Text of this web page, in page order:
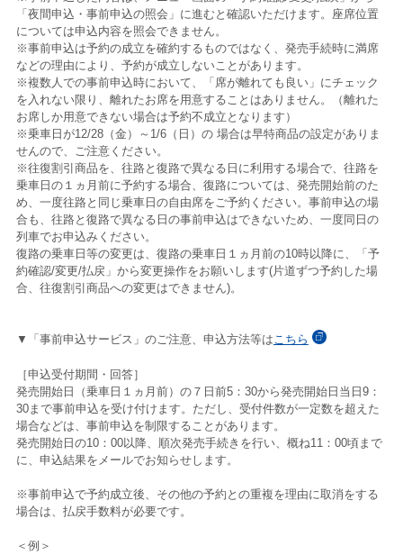
「夜間申込・事前申込の照会」に進むと確認いただけます。座席位置
については申込内容を照会できません。
※事前申込は予約の成立を確約するものではなく、発売手続時に満席
などの理由により、予約が成立しないことがあります。
※複数人での事前申込時において、「席が離れても良い」にチェック
を入れない限り、離れたお席を用意することはありません。（離れた
お席しか用意できない場合は予約不成立となります）
※乗車日が12/28（金）～1/6（日）の 場合は早特商品の設定がありま
せんので、ご注意ください。
※往復割引商品を、往路と復路で異なる日に利用する場合で、往路を
乗車日の１ヵ月前に予約する場合、復路については、発売開始前のた
め、一度往路と同じ乗車日の自由席をご予約ください。事前申込の場
合も、往路と復路で異なる日の事前申込はできないため、一度同日の
列車でお申込みください。
復路の乗車日等の変更は、復路の乗車日１ヵ月前の10時以降に、「予
約確認/変更/払戻」から変更操作をお願いします(片道ずつ予約した場
合、往復割引商品への変更はできません)。
▼「事前申込サービス」のご注意、申込方法等はこちら
［申込受付期間・回答］
発売開始日（乗車日１ヵ月前）の７日前5：30から発売開始日当日9：
30まで事前申込を受け付けます。ただし、受付件数が一定数を超えた
場合などは、事前申込を制限することがあります。
発売開始日の10：00以降、順次発売手続きを行い、概ね11：00頃まで
に、申込結果をメールでお知らせします。
※事前申込で予約成立後、その他の予約との重複を理由に取消をする
場合は、払戻手数料が必要です。
＜例＞